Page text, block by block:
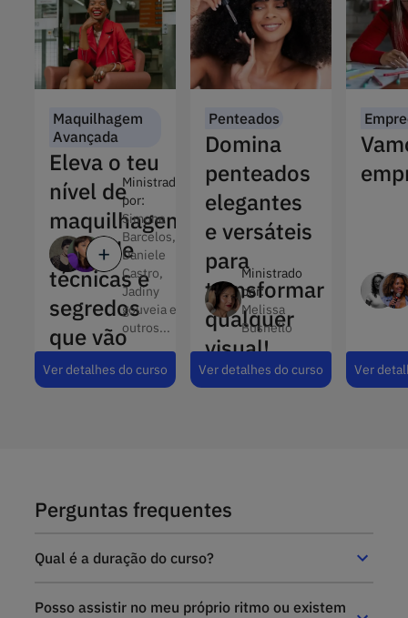
Maquilhagem
Avançada
Eleva o teu
nível de
maquilhagem!
Aprende
técnicas e
segredos
que vão
transformar
o teu
Ministrado
por:
Simone
Barcelos,
Daniele
Castro,
Jadiny
gouveia e
outros...
Ver detalhes do curso
Penteados
Domina
penteados
elegantes
e versáteis
para
transformar
qualquer
visual!
Ministrado
por:
Melissa
Busnello
Ver detalhes do curso Ver
Perguntas frequentes
Qual é a duração do curso?
Posso assistir no meu próprio ritmo ou existem